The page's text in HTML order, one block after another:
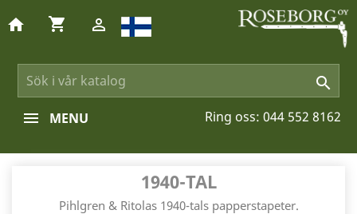

home shopping_cart 
Ring oss: 044 552 8162
MENU
1940-TAL
Pihlgren & Ritolas 1940-tals papperstapeter.